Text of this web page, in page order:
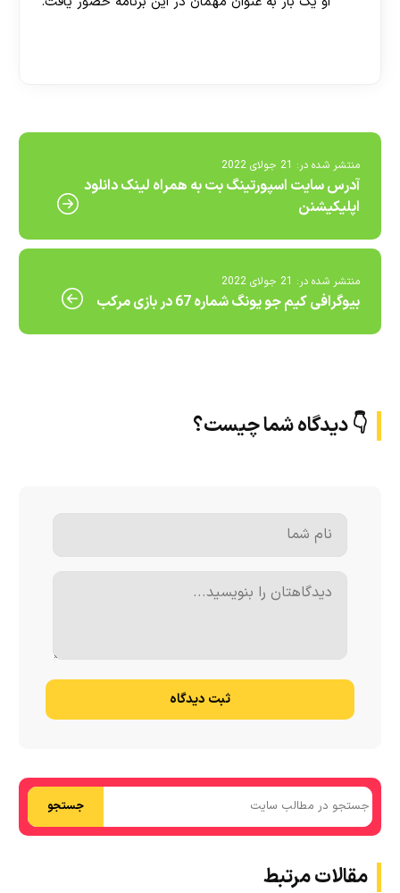
منتشر شده در: 21 جولای 2022
آدرس سایت اسپورتینگ بت به همراه لینک دانلود
اپلیکیشنن
منتشر شده در: 21 جولای 2022
بیوگرافی کیم جو یونگ شماره 67 در بازی مرکب
👇 دیدگاه شما چیست؟
ثبت دیدگاه
جستجو
مقالات مرتبط